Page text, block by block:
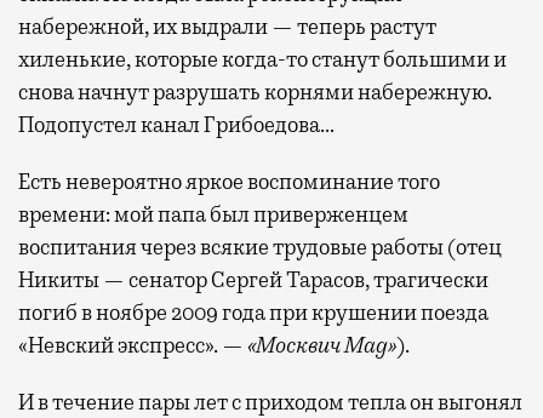
набережной, их выдрали — теперь растут
хиленькие, которые когда-то станут большими и
снова начнут разрушать корнями набережную.
Подопустел канал Грибоедова…
Есть невероятно яркое воспоминание того
времени: мой папа был приверженцем
воспитания через всякие трудовые работы (отец
Никиты — сенатор Сергей Тарасов, трагически
погиб в ноябре 2009 года при крушении поезда
«Невский экспресс». — «Москвич Mag»).
И в течение пары лет с приходом тепла он выгонял